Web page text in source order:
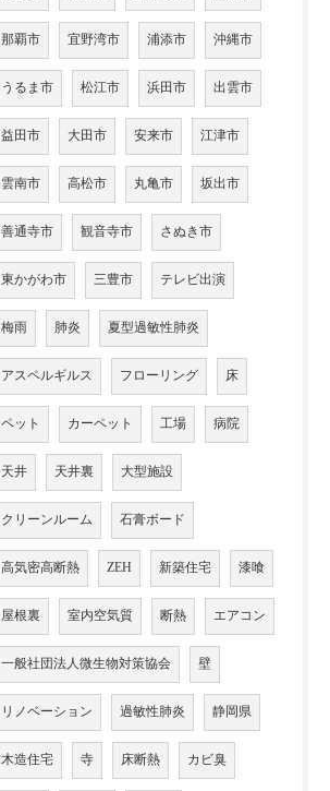
那覇市 宜野湾市 浦添市 沖縄市
うるま市 松江市 浜田市 出雲市
益田市 大田市 安来市 江津市
雲南市 高松市 丸亀市 坂出市
善通寺市 観音寺市 さぬき市
東かがわ市 三豊市 テレビ出演
梅雨 肺炎 夏型過敏性肺炎
アスペルギルス フローリング 床
ペット カーペット 工場 病院
天井 天井裏 大型施設
クリーンルーム 石膏ボード
高気密高断熱 ZEH 新築住宅 漆喰
屋根裏 室内空気質 断熱 エアコン
一般社団法人微生物対策協会 壁
リノベーション 過敏性肺炎 静岡県
木造住宅 寺 床断熱 カビ臭